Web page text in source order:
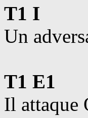
T1 I
Un
T1 E1
Il attaque